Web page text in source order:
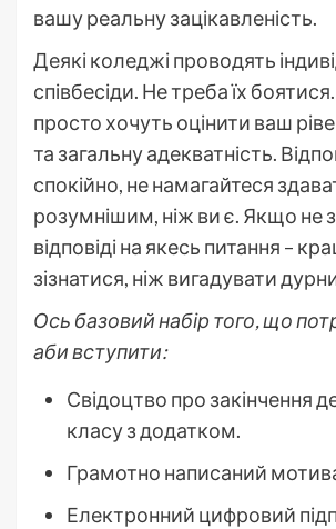
вашу реальну зацікавленість.
Деякі коледжі проводять
співбесіди. Не треба їх
просто хочуть оцінити ваш
та загальну адекватність.
спокійно, не намагайтеся
розумнішим, ніж ви є. Якщо не
відповіді на якесь питання –
зізнатися, ніж вигадувати
Ось базовий набір того, що
аби вступити:
Свідоцтво про закінчення
класу з додатком.
Грамотно написаний
Електронний цифровий